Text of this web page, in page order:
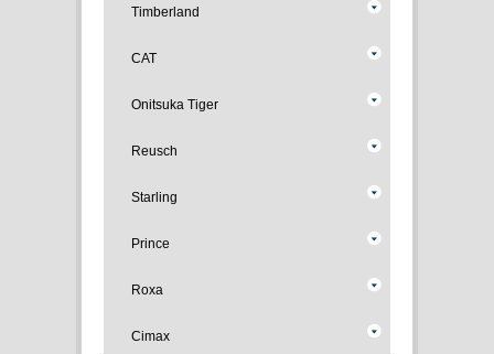
Timberland
CAT
Onitsuka Tiger
Reusch
Starling
Prince
Roxa
Cimax